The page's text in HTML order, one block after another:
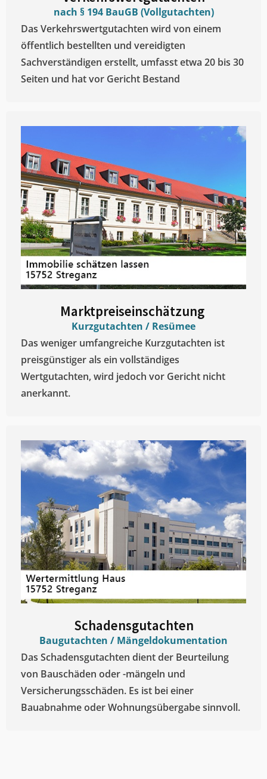
nach § 194 BauGB (Vollgutachten)
Das Verkehrswertgutachten wird von einem
öffentlich bestellten und vereidigten
Sachverständigen erstellt, umfasst etwa 20 bis 30
Seiten und hat vor Gericht Bestand
Marktpreiseinschätzung ​
Kurzgutachten / Resümee
Das weniger umfangreiche Kurzgutachten ist
preisgünstiger als ein vollständiges
Wertgutachten, wird jedoch vor Gericht nicht
anerkannt.
Schadensgutachten
Baugutachten / Mängeldokumentation
Das Schadensgutachten dient der Beurteilung
von Bauschäden oder -mängeln und
Versicherungsschäden. Es ist bei einer
Bauabnahme oder Wohnungsübergabe sinnvoll.